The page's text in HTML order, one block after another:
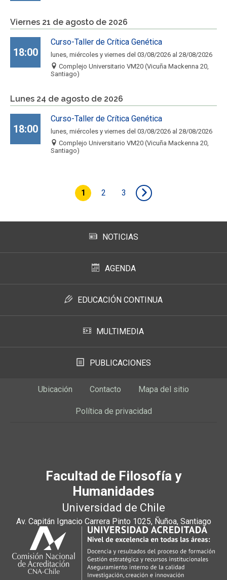
Viernes 21 de agosto de 2026
18:00
Curso-Taller de Crítica Genética
lunes, miércoles y viernes del 03/08/2026 al 28/08/2026
Complejo Universitario VM20 (Vicuña Mackenna 20,
Santiago)
Lunes 24 de agosto de 2026
18:00
Curso-Taller de Crítica Genética
lunes, miércoles y viernes del 03/08/2026 al 28/08/2026
Complejo Universitario VM20 (Vicuña Mackenna 20,
Santiago)
1 2 3
NOTICIAS
AGENDA
EDUCACIÓN CONTINUA
MULTIMEDIA
PUBLICACIONES
Ubicación Contacto Mapa del sitio
Política de privacidad
Facultad de Filosofía y
Humanidades
Universidad de Chile
Av. Capitán Ignacio Carrera Pinto 1025, Ñuñoa, Santiago